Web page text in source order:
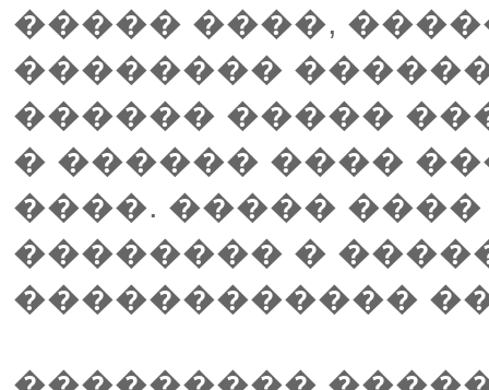
����� ����,
��������
������ �����
� ������ ����
����. �����
�������� �
������������